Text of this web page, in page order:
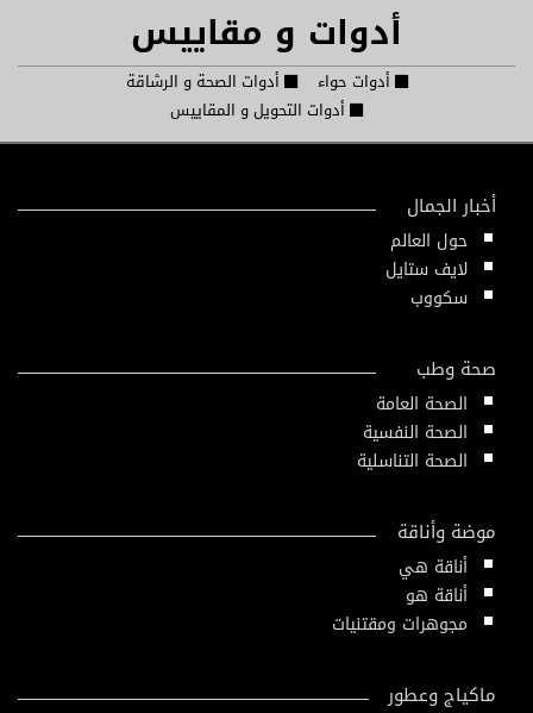
أدوات و مقاييس
أدوات حواء
أدوات الصحة و الرشاقة
أدوات التحويل و المقاييس
أخبار الجمال
حول العالم
لايف ستايل
سكووب
صحة وطب
الصحة العامة
الصحة النفسية
الصحة التناسلية
موضة وأناقة
أناقة هي
أناقة هو
مجوهرات ومقتنيات
ماكياج وعطور